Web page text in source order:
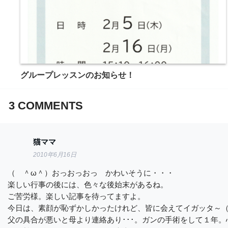
グループレッスンのお知らせ！
3COMMENTS
猫ママ
2010年6月16日
（ ＾ω＾）おっおっおっ かわいそうに・・・
楽しい行事の後には、色々な後始末があるね。
ご苦労様。楽しい記事を待ってますよ。
今日は、素顔が恥ずかしかったけれど、皆に会えてイガッタ～
父の具合が悪いと母より連絡あり･･･。ガンの手術をして１年